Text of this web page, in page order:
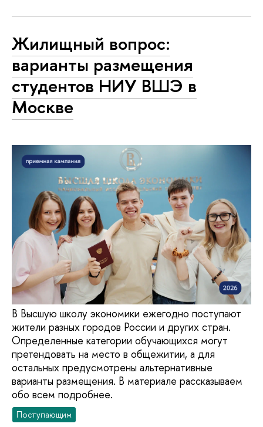
Жилищный вопрос:
варианты размещения
студентов НИУ ВШЭ в
Москве
В Высшую школу экономики ежегодно поступают
жители разных городов России и других стран.
Определенные категории обучающихся могут
претендовать на место в общежитии, а для
остальных предусмотрены альтернативные
варианты размещения. В материале рассказываем
обо всем подробнее.
Поступающим